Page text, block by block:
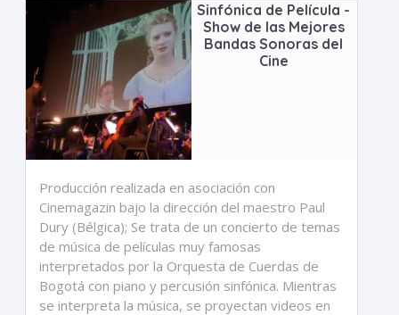
Sinfónica de Película -
Show de las Mejores
Bandas Sonoras del
Cine
Producción realizada en asociación con
Cinemagazin bajo la dirección del maestro Paul
Dury (Bélgica); Se trata de un concierto de temas
de música de películas muy famosas
interpretados por la Orquesta de Cuerdas de
Bogotá con piano y percusión sinfónica. Mientras
se interpreta la música, se proyectan videos en